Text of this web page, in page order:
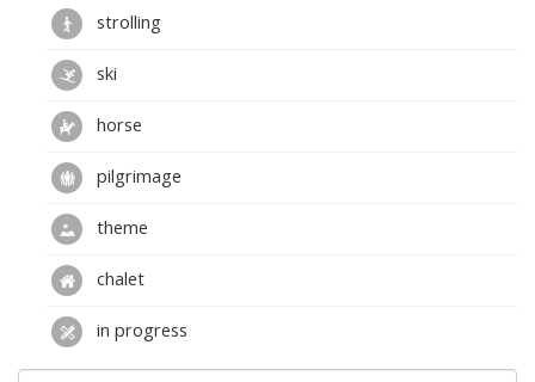
strolling
ski
horse
pilgrimage
theme
chalet
in progress